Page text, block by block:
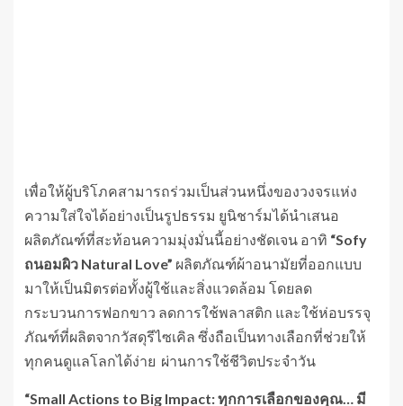
เพื่อให้ผู้บริโภคสามารถร่วมเป็นส่วนหนึ่งของวงจรแห่ง
ความใส่ใจได้อย่างเป็นรูปธรรม ยูนิชาร์มได้นำเสนอ
ผลิตภัณฑ์ที่สะท้อนความมุ่งมั่นนี้อย่างชัดเจน อาทิ “Sofy
ถนอมผิว Natural Love” ผลิตภัณฑ์ผ้าอนามัยที่ออกแบบ
มาให้เป็นมิตรต่อทั้งผู้ใช้และสิ่งแวดล้อม โดยลด
กระบวนการฟอกขาว ลดการใช้พลาสติก และใช้ห่อบรรจุ
ภัณฑ์ที่ผลิตจากวัสดุรีไซเคิล ซึ่งถือเป็นทางเลือกที่ช่วยให้
ทุกคนดูแลโลกได้ง่าย ผ่านการใช้ชีวิตประจำวัน
“Small Actions to Big Impact: ทุกการเลือกของคุณ… มี